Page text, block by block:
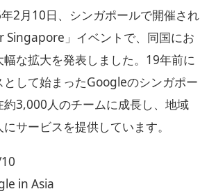
2月10日、シンガポールで開催され
Singapore」イベントで、同国にお
な拡大を発表しました。19年前に
として始まったGoogleのシンガポー
約3,000人のチームに成長し、地域
サービスを提供しています。
in Asia